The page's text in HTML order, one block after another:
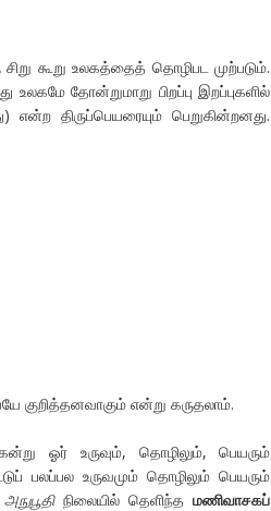
கூறு உலகத்தைத் தொழிபட முற்படும்.
தோன்றுமாறு பிறப்பு இறப்புகளில்
என்ற திருப்பெயரையும் பெறுகின்றனது.
குறித்தனவாகும் என்று கருதலாம்.
ஓர் உருவும், தொழிலும், பெயரும்
பலப்பல உருவமும் தொழிலும் பெயரும்
அநுபூதிநிலையில் தெளிந்தமணிவாசகப்